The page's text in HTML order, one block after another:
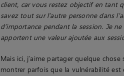
client, car vous restez objectif en tant
savez tout sur l’autre personne dans
d’importance pendant la session. Je
apportent une valeur ajoutée aux
Mais ici, j’aime partager quelque
montrer parfois que la vulnérabilité est